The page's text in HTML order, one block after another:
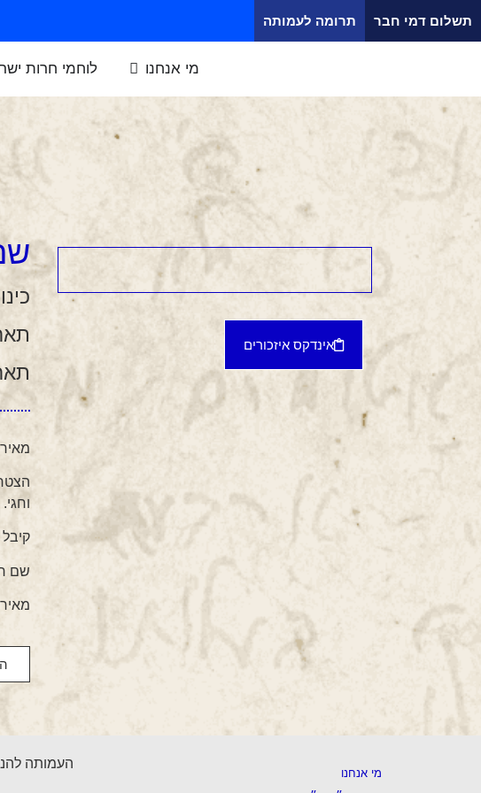
תשלום דמי חבר תרומה לעמותה
מי אנחנו לוחמי חרות
אינדקס איזכורים
מאיר
וחגי.
קיבל
שם
מאיר נפטר
מי אנחנו
העמותה